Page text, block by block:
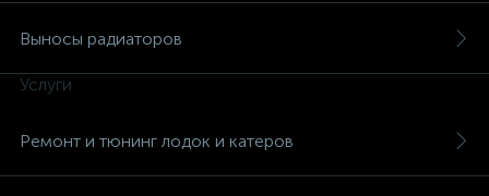
Выносы радиаторов
Услуги
Ремонт и тюнинг лодок и катеров